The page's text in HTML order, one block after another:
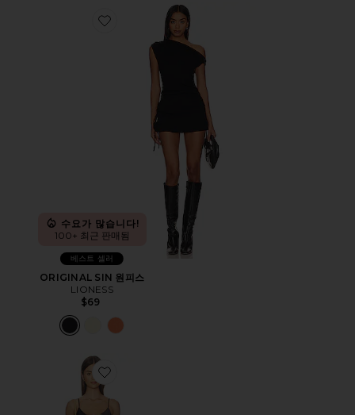
Favorite ORIGINAL SIN 원피스
수요가 많습니다!
100+ 최근 판매됨
베스트 셀러
ORIGINAL SIN 원피스
LIONESS
$69